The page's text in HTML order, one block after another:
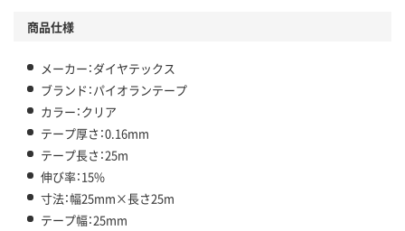
商品仕様
メーカー：ダイヤテックス
ブランド：パイオランテープ
カラー：クリア
テープ厚さ：0.16mm
テープ長さ：25m
伸び率：15%
寸法：幅25mm×長さ25m
テープ幅：25mm